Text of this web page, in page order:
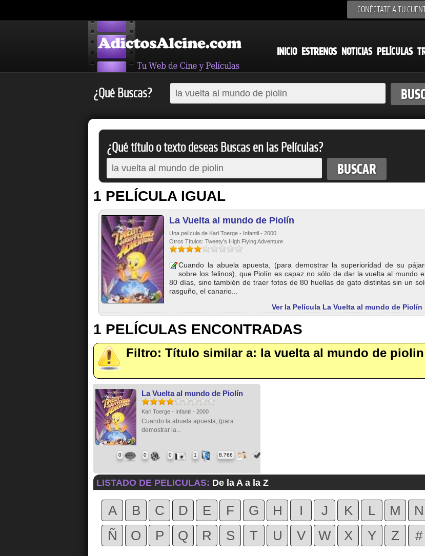
CONÉCTATE A TU
INICIO ESTRENOS NOTICIAS PELÍCULAS
¿Qué Buscas?
¿Qué título o texto deseas Buscas en las Películas?
1 PELÍCULA IGUAL
La Vuelta al mundo de Piolín
Una película de Karl Toerge - Infantil - 2000
Otros Títulos: Tweety’s High Flying Adventure
Cuando la abuela apuesta, (para demostrar la superioridad de su
sobre los felinos), que Piolín es capaz no sólo de dar la vuelta al mundo
80 días, sino también de traer fotos de 80 huellas de gato distintas sin un
rasguño, el canario...
Ver la Película La Vuelta al mundo de Piolín
1 PELÍCULAS ENCONTRADAS
Filtro: Título similar a: la vuelta al mundo de piolin
La Vuelta al mundo de Piolín
Karl Toerge - Infantil - 2000
Cuando la abuela apuesta, (para
demostrar la...
0 0 0 1 8,766
LISTADO DE PELICULAS: De la A a la Z
A B C D E F G H I J K L M
N
Ñ
O P Q R S T U V W X Y Z #